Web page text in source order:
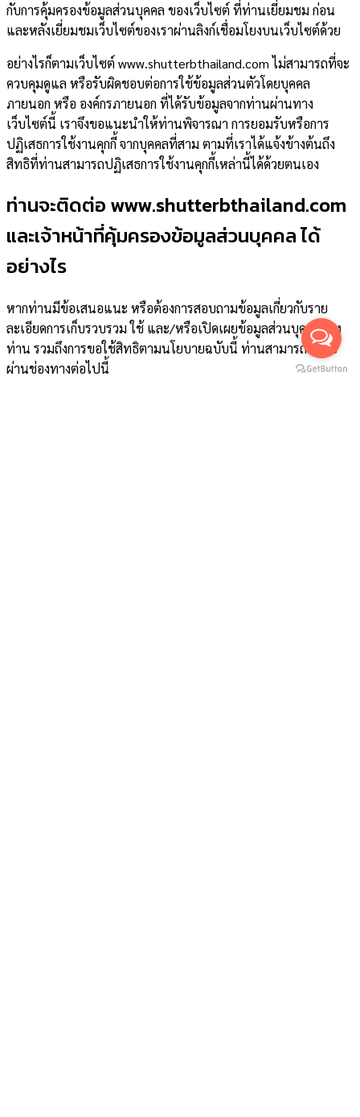
กับการคุ้มครองข้อมูลส่วนบุคคล ของเว็บไซต์ ที่ท่านเยี่ยมชม ก่อน
และหลังเยี่ยมชมเว็บไซต์ของเราผ่านลิงก์เชื่อมโยงบนเว็บไซต์ด้วย
อย่างไรก็ตามเว็บไซต์ www.shutterbthailand.com ไม่สามารถที่จะ
ควบคุมดูแล หรือรับผิดชอบต่อการใช้ข้อมูลส่วนตัวโดยบุคคล
ภายนอก หรือ องค์กรภายนอก ที่ได้รับข้อมูลจากท่านผ่านทาง
เว็บไซต์นี้ เราจึงขอแนะนำให้ท่านพิจารณา การยอมรับหรือการ
ปฏิเสธการใช้งานคุกกี้ จากบุคคลที่สาม ตามที่เราได้แจ้งข้างต้นถึง
สิทธิที่ท่านสามารถปฏิเสธการใช้งานคุกกี้เหล่านี้ได้ด้วยตนเอง
ท่านจะติดต่อ www.shutterbthailand.com
และเจ้าหน้าที่คุ้มครองข้อมูลส่วนบุคคล ได้
อย่างไร
หากท่านมีข้อเสนอแนะ หรือต้องการสอบถามข้อมูลเกี่ยวกับราย
ละเอียดการเก็บรวบรวม ใช้ และ/หรือเปิดเผยข้อมูลส่วนบุคคลของ
ท่าน รวมถึงการขอใช้สิทธิตามนโยบายฉบับนี้ ท่านสามารถติดต่อ
ผ่านช่องทางต่อไปนี้